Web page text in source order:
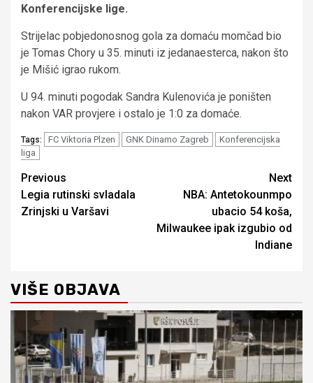
Konferencijske lige.
Strijelac pobjedonosnog gola za domaću momčad bio
je Tomas Chory u 35. minuti iz jedanaesterca, nakon što
je Mišić igrao rukom.
U 94. minuti pogodak Sandra Kulenovića je poništen
nakon VAR provjere i ostalo je 1:0 za domaće.
Tags: FC Viktoria Plzen GNK Dinamo Zagreb
Konferencijska
liga
Continue
Reading
Previous
Legia rutinski svladala
Zrinjski u Varšavi
Next
NBA: Antetokounmpo
ubacio 54 koša,
Milwaukee ipak izgubio od
Indiane
VIŠE OBJAVA